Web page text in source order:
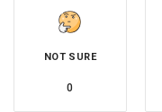
NOT SURE
0